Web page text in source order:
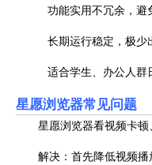
功能实用不冗余，避
长期运行稳定，极少
适合学生、办公人群
星愿浏览器常见问题
星愿浏览器看视频卡
解决：首先降低视频